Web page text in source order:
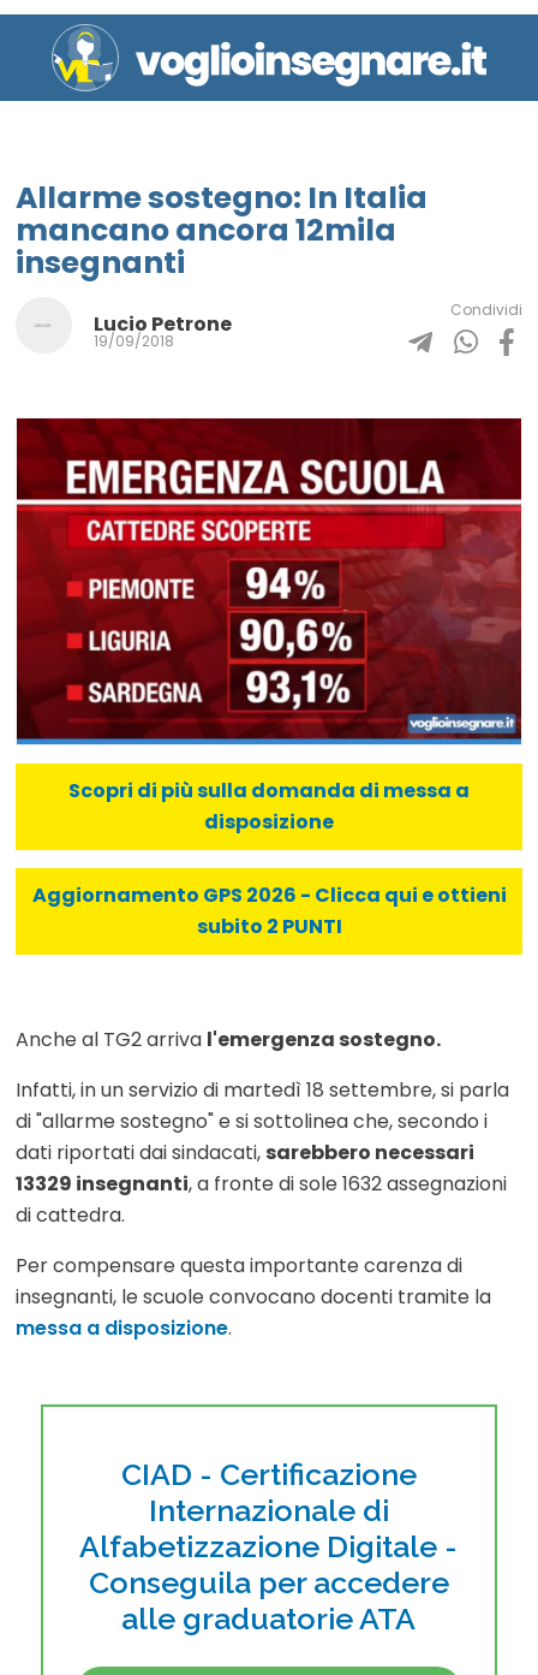
Allarme sostegno: In Italia
mancano ancora 12mila
insegnanti
Lucio Petrone
19/09/2018
Condividi
Scopri di più sulla domanda di messa a
disposizione
Aggiornamento GPS 2026 - Clicca qui e ottieni
subito 2 PUNTI
Anche al TG2 arriva l'emergenza sostegno.
Infatti, in un servizio di martedì 18 settembre, si parla
di "allarme sostegno" e si sottolinea che, secondo i
dati riportati dai sindacati, sarebbero necessari
13329 insegnanti, a fronte di sole 1632 assegnazioni
di cattedra.
Per compensare questa importante carenza di
insegnanti, le scuole convocano docenti tramite la
messa a disposizione.
CIAD - Certificazione
Internazionale di
Alfabetizzazione Digitale -
Conseguila per accedere
alle graduatorie ATA